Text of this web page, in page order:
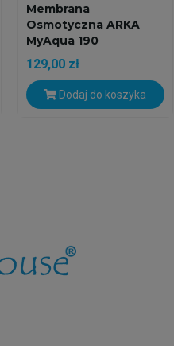
Membrana
Osmotyczna ARKA
MyAqua 190
129,00 zł
Dodaj do koszyka